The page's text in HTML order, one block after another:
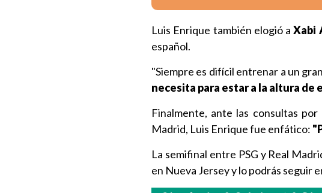
Luis Enrique también elogió aXabi
español.
"Siempre es difícil entrenar a un
necesita para estar a la altura de
Finalmente, ante las consultas por
Madrid, Luis Enrique fue enfático:
La semifinal entre PSG y Real
en Nueva Jersey y lo podrás seguir